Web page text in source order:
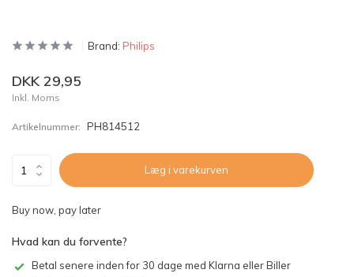
Brand: Philips
DKK 29,95
Inkl. Moms
Artikelnummer: PH814512
Læg i varekurven
Buy now, pay later
Hvad kan du forvente?
Betal senere inden for 30 dage med Klarna eller Biller